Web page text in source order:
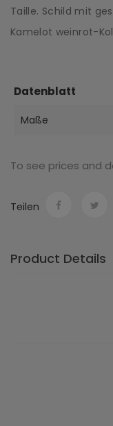
Taille. Schild mit
Kamelot weinrot-
Datenblatt
Maße
To see prices and
Teilen
Product Details